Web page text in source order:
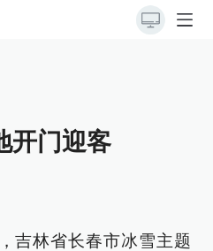
开门迎客
吉林省长春市冰雪主题